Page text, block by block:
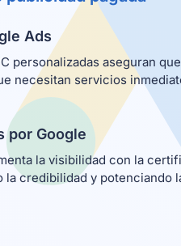
Ads
personalizadas aseguran
necesitan servicios
por Google
la visibilidad con la
la credibilidad y potenciando